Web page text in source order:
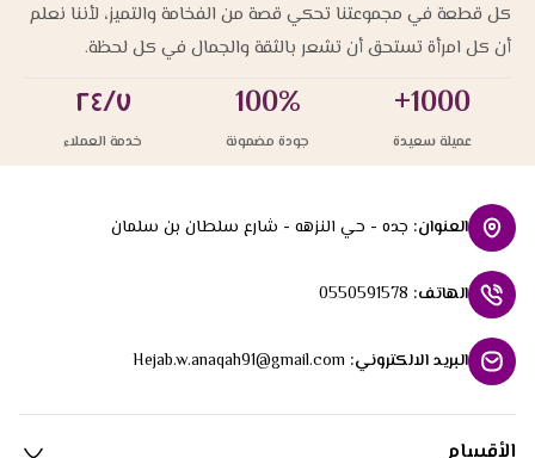
كل قطعة في مجموعتنا تحكي قصة من الفخامة والتميز، لأننا نعلم
أن كل امرأة تستحق أن تشعر بالثقة والجمال في كل لحظة.
1000+
عميلة سعيدة
100%
جودة مضمونة
٢٤/٧
خدمة العملاء
العنوان: جده - حي النزهه - شارع سلطان بن سلمان
الهاتف:
0550591578
البريد الالكتروني:
Hejab.w.anaqah91@gmail.com